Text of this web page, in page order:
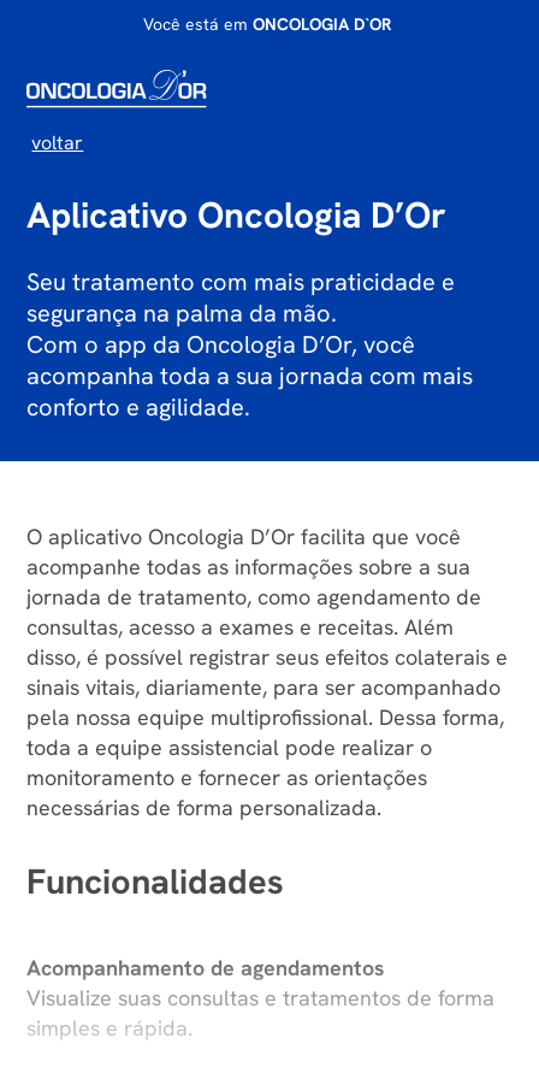
Você está em ONCOLOGIA D`OR
voltar
Aplicativo Oncologia D’Or
Seu tratamento com mais praticidade e
segurança na palma da mão.
Com o app da Oncologia D’Or, você
acompanha toda a sua jornada com mais
conforto e agilidade.
O aplicativo Oncologia D’Or facilita que você
acompanhe todas as informações sobre a sua
jornada de tratamento, como agendamento de
consultas, acesso a exames e receitas. Além
disso, é possível registrar seus efeitos colaterais e
sinais vitais, diariamente, para ser acompanhado
pela nossa equipe multiprofissional. Dessa forma,
toda a equipe assistencial pode realizar o
monitoramento e fornecer as orientações
necessárias de forma personalizada.
Funcionalidades
Acompanhamento de agendamentos
Visualize suas consultas e tratamentos de forma
simples e rápida.